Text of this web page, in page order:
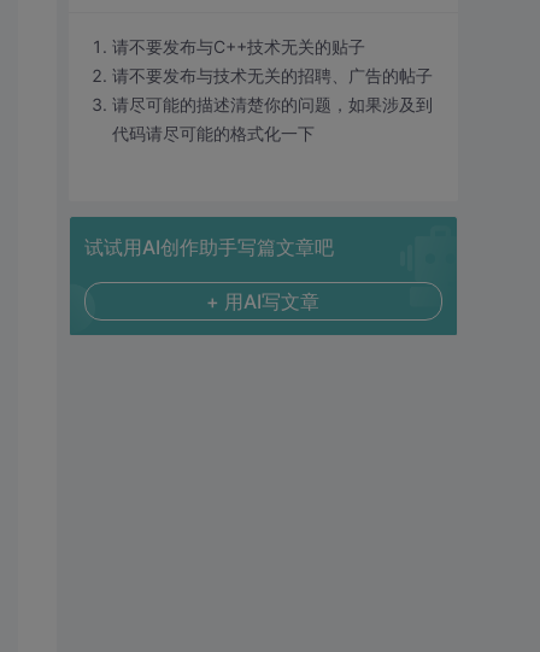
请不要发布与C++技术无关的贴子
请不要发布与技术无关的招聘、广告的帖子
请尽可能的描述清楚你的问题，如果涉及到
代码请尽可能的格式化一下
试试用AI创作助手写篇文章吧
+ 用AI写文章